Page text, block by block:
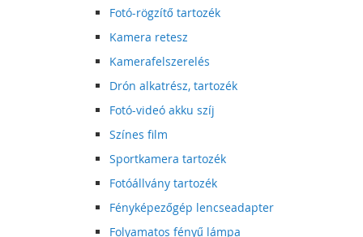
Fotó-rögzítő tartozék
Kamera retesz
Kamerafelszerelés
Drón alkatrész, tartozék
Fotó-videó akku szíj
Színes film
Sportkamera tartozék
Fotóállvány tartozék
Fényképezőgép lencseadapter
Folyamatos fényű lámpa